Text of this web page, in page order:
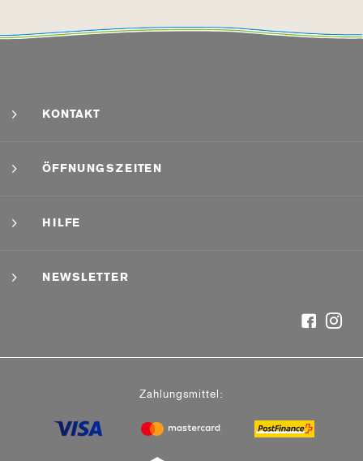
KONTAKT
ÖFFNUNGSZEITEN
HILFE
NEWSLETTER
Zahlungsmittel: